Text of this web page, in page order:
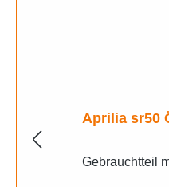
Aprilia sr50